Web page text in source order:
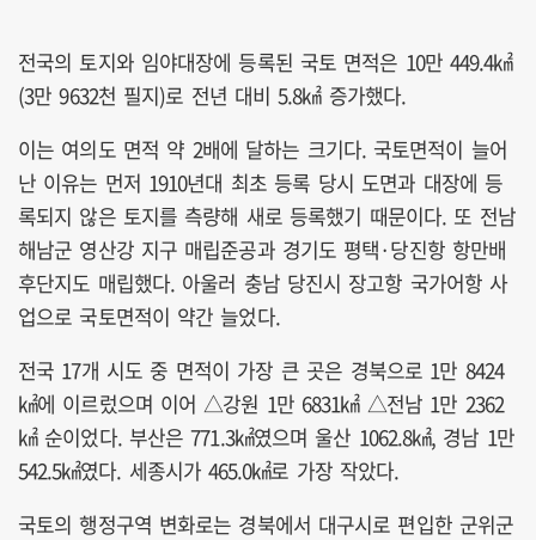
전국의 토지와 임야대장에 등록된 국토 면적은 10만 449.4㎢
(3만 9632천 필지)로 전년 대비 5.8㎢ 증가했다.
이는 여의도 면적 약 2배에 달하는 크기다. 국토면적이 늘어
난 이유는 먼저 1910년대 최초 등록 당시 도면과 대장에 등
록되지 않은 토지를 측량해 새로 등록했기 때문이다. 또 전남
해남군 영산강 지구 매립준공과 경기도 평택·당진항 항만배
후단지도 매립했다. 아울러 충남 당진시 장고항 국가어항 사
업으로 국토면적이 약간 늘었다.
전국 17개 시도 중 면적이 가장 큰 곳은 경북으로 1만 8424
㎢에 이르렀으며 이어 △강원 1만 6831㎢ △전남 1만 2362
㎢ 순이었다. 부산은 771.3㎢였으며 울산 1062.8㎢, 경남 1만
542.5㎢였다. 세종시가 465.0㎢로 가장 작았다.
국토의 행정구역 변화로는 경북에서 대구시로 편입한 군위군